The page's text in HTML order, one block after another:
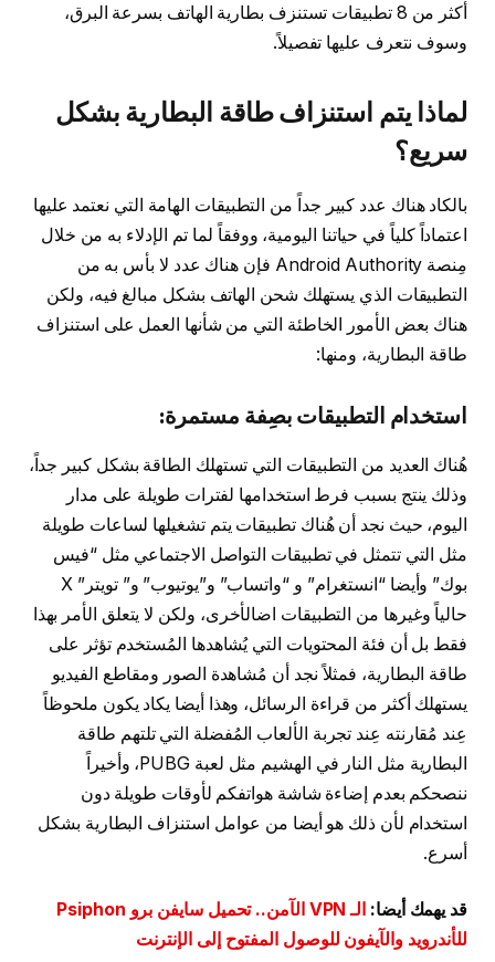
أكثر من 8 تطبيقات تستنزف بطارية الهاتف بسرعة البرق،
وسوف نتعرف عليها تفصيلاً.
لماذا يتم استنزاف طاقة البطارية بشكل
سريع؟
بالكاد هناك عدد كبير جداً من التطبيقات الهامة التي نعتمد عليها
اعتماداً كلياً في حياتنا اليومية، ووفقاً لما تم الإدلاء به من خلال
مِنصة Android Authority فإن هناك عدد لا بأس به من
التطبيقات الذي يستهلك شحن الهاتف بشكل مبالغ فيه، ولكن
هناك بعض الأمور الخاطئة التي من شأنها العمل على استنزاف
طاقة البطارية، ومنها:
استخدام التطبيقات بصِفة مستمرة:
هُناك العديد من التطبيقات التي تستهلك الطاقة بشكل كبير جداً،
وذلك ينتج بسبب فرط استخدامها لفترات طويلة على مدار
اليوم، حيث نجد أن هُناك تطبيقات يتم تشغيلها لساعات طويلة
مثل التي تتمثل في تطبيقات التواصل الاجتماعي مثل “فيس
بوك” وأيضا “انستغرام” و “واتساب” و”يوتيوب” و” تويتر” X
حالياً وغيرها من التطبيقات اضالأخرى، ولكن لا يتعلق الأمر بهذا
فقط بل أن فئة المحتويات التي يُشاهدها المُستخدم تؤثر على
طاقة البطارية، فمثلاً نجد أن مُشاهدة الصور ومقاطع الفيديو
يستهلك أكثر من قراءة الرسائل، وهذا أيضا يكاد يكون ملحوظاً
عِند مُقارنته عِند تجربة الألعاب المُفضلة التي تلتهم طاقة
البطارية مثل النار في الهشيم مثل لعبة PUBG، وأخيراً
ننصحكم بعدم إضاءة شاشة هواتفكم لأوقات طويلة دون
استخدام لأن ذلك هو أيضا من عوامل استنزاف البطارية بشكل
أسرع.
قد يهمك أيضا:
الـ VPN الآمن.. تحميل سايفن برو Psiphon
للأندرويد والآيفون للوصول المفتوح إلى الإنترنت